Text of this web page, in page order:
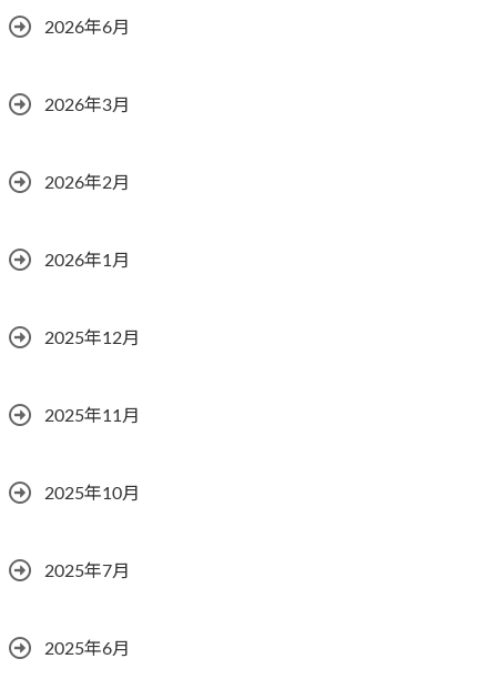
2026年6月
2026年3月
2026年2月
2026年1月
2025年12月
2025年11月
2025年10月
2025年7月
2025年6月